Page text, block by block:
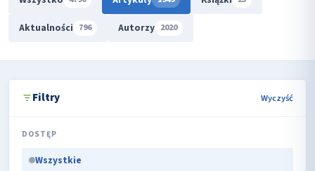
Aktualności 796 Autorzy 2020
Filtry Wyczyść
DOSTĘP
Wszystkie